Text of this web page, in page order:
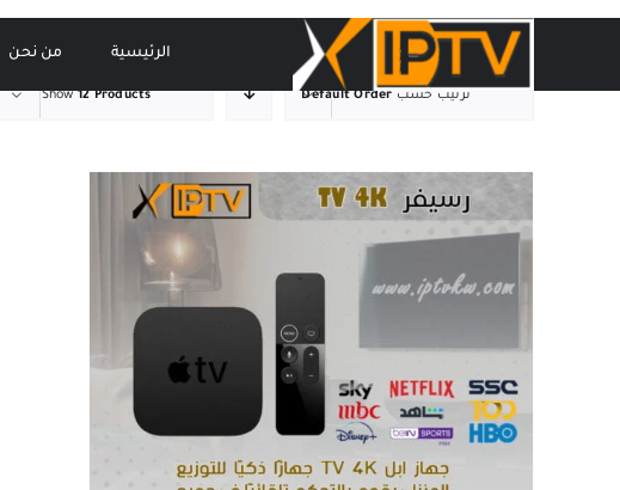
Skip
الرئيسية من نحن
ترتيب حسب Default Order
Show12 Products